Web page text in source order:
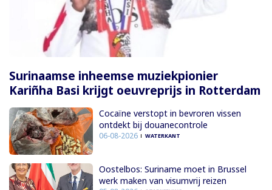
Surinaamse inheemse muziekpionier
Kariñha Basi krijgt oeuvreprijs in Rotterdam
Cocaïne verstopt in bevroren vissen
ontdekt bij douanecontrole
06-08-2026 WATERKANT
Oostelbos: Suriname moet in Brussel
werk maken van visumvrij reizen